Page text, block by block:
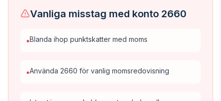
Vanliga misstag med konto 2660
•Blanda ihop punktskatter med moms
•Använda 2660 för vanlig momsredovisning